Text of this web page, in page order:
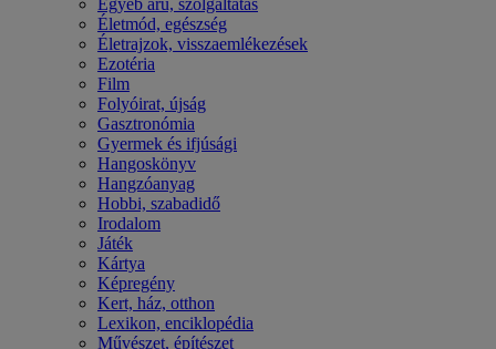
Egyéb áru, szolgáltatás
Életmód, egészség
Életrajzok, visszaemlékezések
Ezotéria
Film
Folyóirat, újság
Gasztronómia
Gyermek és ifjúsági
Hangoskönyv
Hangzóanyag
Hobbi, szabadidő
Irodalom
Játék
Kártya
Képregény
Kert, ház, otthon
Lexikon, enciklopédia
Művészet, építészet